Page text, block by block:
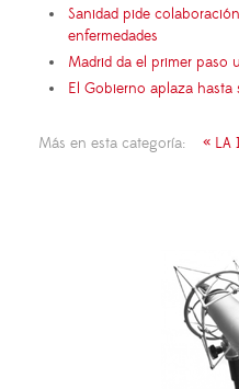
Sanidad pide
enfermedades
Madrid da el primer paso
El Gobierno aplaza
Más en esta categoría: « LA